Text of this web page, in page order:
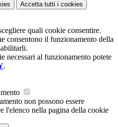
Accetta tutti i cookies
quali cookie consentire.
consentono il funzionamento della
necessari al funzionamento potete
.
non possono essere
l'elenco nella pagina della cookie